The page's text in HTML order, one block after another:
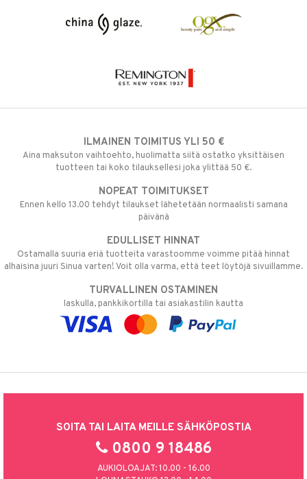
ILMAINEN TOIMITUS YLI 50 €
Aina maksuton vaihtoehto, huolimatta siitä ostatko yksittäisen
tuotteen tai koko tilauksellesi joka ylittää 50 €.
NOPEAT TOIMITUKSET
Ennen kello 13.00 tehdyt tilaukset lähetetään normaalisti samana
päivänä
EDULLISET HINNAT
Ostamalla suuria eriä tuotteita varastoomme voimme pitää hinnat
alhaisina juuri Sinua varten! Voit olla varma, että teet löytöjä sivuillamme.
TURVALLINEN OSTAMINEN
laskulla, pankkikortilla tai asiakastilin kautta
SOITA TAI LAITA MEILLE SÄHKÖPOSTIA
0800 9 18486
AUKIOLOAJAT: 10.00 - 16.00